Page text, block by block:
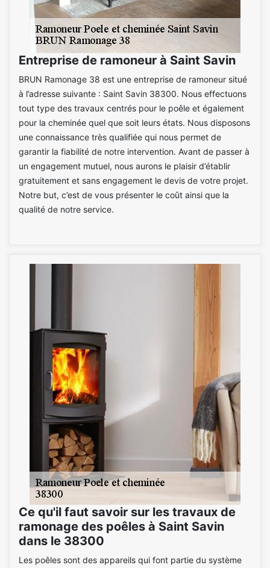
Entreprise de ramoneur à Saint Savin
BRUN Ramonage 38 est une entreprise de ramoneur situé
à l’adresse suivante : Saint Savin 38300. Nous effectuons
tout type des travaux centrés pour le poêle et également
pour la cheminée quel que soit leurs états. Nous disposons
une connaissance très qualifiée qui nous permet de
garantir la fiabilité de notre intervention. Avant de passer à
un engagement mutuel, nous aurons le plaisir d’établir
gratuitement et sans engagement le devis de votre projet.
Notre but, c’est de vous présenter le coût ainsi que la
qualité de notre service.
Ce qu'il faut savoir sur les travaux de
ramonage des poêles à Saint Savin
dans le 38300
Les poêles sont des appareils qui font partie du système